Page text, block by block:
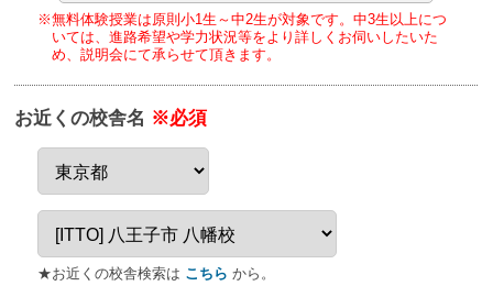
※無料体験授業は原則小1生～中2生が対象です。中3生以上につ
いては、進路希望や学力状況等をより詳しくお伺いしたいた
め、説明会にて承らせて頂きます。
お近くの校舎名 ※必須
★お近くの校舎検索は こちら から。